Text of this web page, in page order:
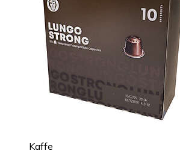
Kaffe